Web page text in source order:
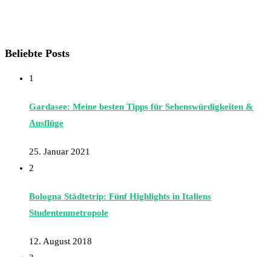
Beliebte Posts
1
Gardasee: Meine besten Tipps für Sehenswürdigkeiten &
Ausflüge
25. Januar 2021
2
Bologna Städtetrip: Fünf Highlights in Italiens
Studentenmetropole
12. August 2018